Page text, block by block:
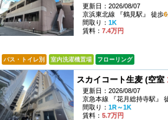
更新日：2026/08/07
京浜東北線 『鶴見駅』 徒歩6
間取り： 1K
賃料： 7.4万円
バス・トイレ別 室内洗濯機置場 フローリング
スカイコート生麦 (空室
更新日：2026/08/07
京急本線 『花月総持寺駅』
間取り： 1R～1K
賃料： 5.7万円